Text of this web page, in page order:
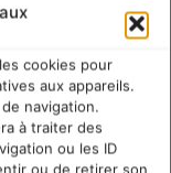
cookies pour
aux appareils.
navigation.
à traiter des
ou les ID
ou de retirer son
et la